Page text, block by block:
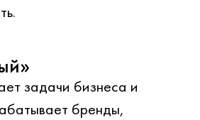
задачи бизнеса и
бренды,